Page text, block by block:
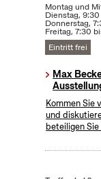
Montag und
Dienstag,
Donnerstag,
Freitag, 7:30
Eintritt frei
Max
Kommen Sie
und
beteiligen